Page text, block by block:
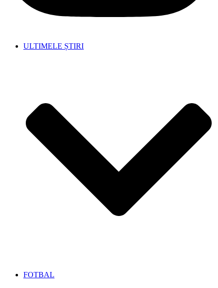
ULTIMELE ȘTIRI
FOTBAL